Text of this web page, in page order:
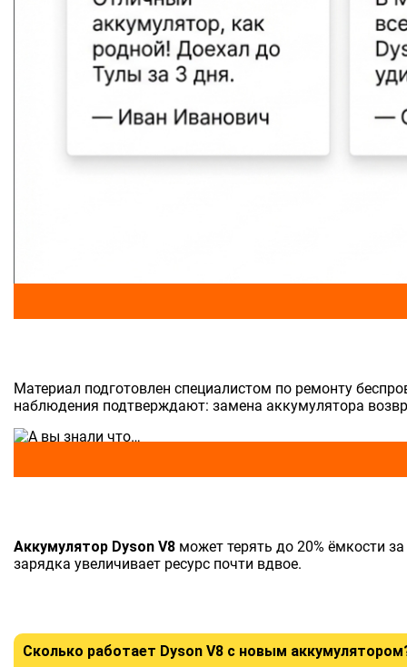
Материал подготовлен специалистом по ремонту
наблюдения подтверждают: замена аккумулятора
Аккумулятор Dyson V8 может терять до 20% ёмкости
зарядка увеличивает ресурс почти вдвое.
Сколько работает Dyson V8 с новым